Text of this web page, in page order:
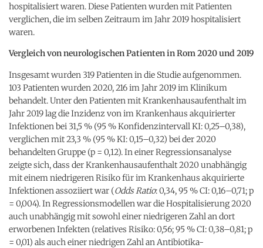
hospitalisiert waren. Diese Patienten wurden mit Patienten
verglichen, die im selben Zeitraum im Jahr 2019 hospitalisiert
waren.
Vergleich von neurologischen Patienten in Rom 2020 und 2019
Insgesamt wurden 319 Patienten in die Studie aufgenommen.
103 Patienten wurden 2020, 216 im Jahr 2019 im Klinikum
behandelt. Unter den Patienten mit Krankenhausaufenthalt im
Jahr 2019 lag die Inzidenz von im Krankenhaus akquirierter
Infektionen bei 31,5 % (95 % Konfidenzintervall KI: 0,25–0,38),
verglichen mit 23,3 % (95 % KI: 0,15–0,32) bei der 2020
behandelten Gruppe (p = 0,12). In einer Regressionsanalyse
zeigte sich, dass der Krankenhausaufenthalt 2020 unabhängig
mit einem niedrigeren Risiko für im Krankenhaus akquirierte
Infektionen assoziiert war (Odds Ratio: 0,34, 95 % CI: 0,16–0,71; p
= 0,004). In Regressionsmodellen war die Hospitalisierung 2020
auch unabhängig mit sowohl einer niedrigeren Zahl an dort
erworbenen Infekten (relatives Risiko: 0,56; 95 % CI: 0,38–0,81; p
= 0,01) als auch einer niedrigen Zahl an Antibiotika-